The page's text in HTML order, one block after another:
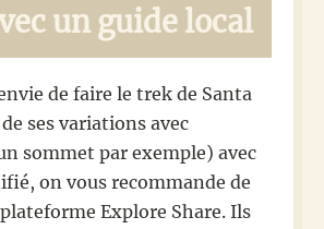
un guide local
de faire le trek de Santa
ses variations avec
sommet par exemple) avec
on vous recommande de
Explore Share. Ils